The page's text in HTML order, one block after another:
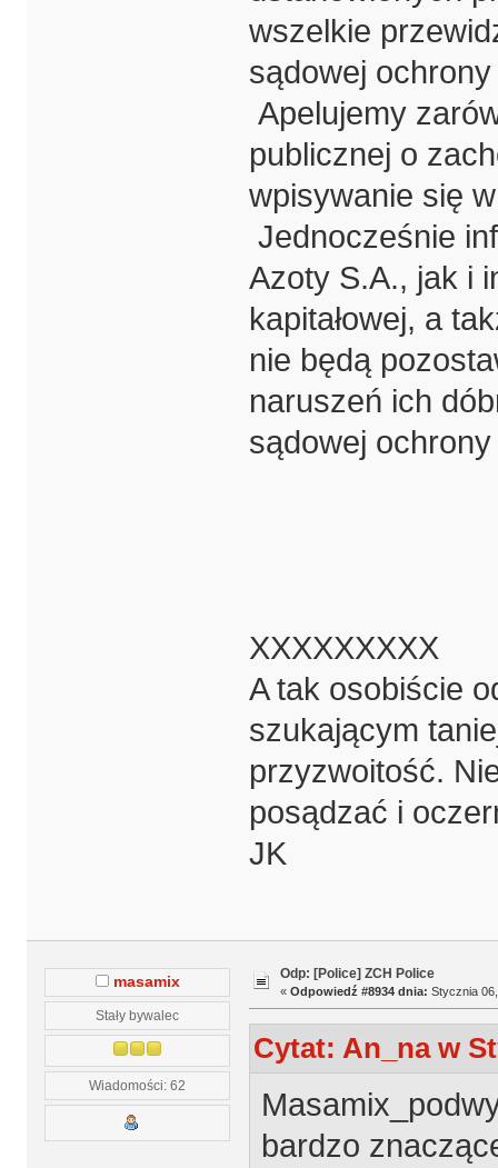
wszelkie
sądowej
Apelujemy
publicznej o
wpisywanie się
Jednocześnie
Azoty S.A., jak i
kapitałowej, a
nie będą
naruszeń ich
sądowej
XXXXXXXXX
A tak osobiście
szukającym
przyzwoitość.
posądzać i
JK
masamix
Stały bywalec
Wiadomości: 62
Odp: [Police] ZCH Police
« Odpowiedź #8934 dnia: Stycznia
Cytat: An_na w
bardzo